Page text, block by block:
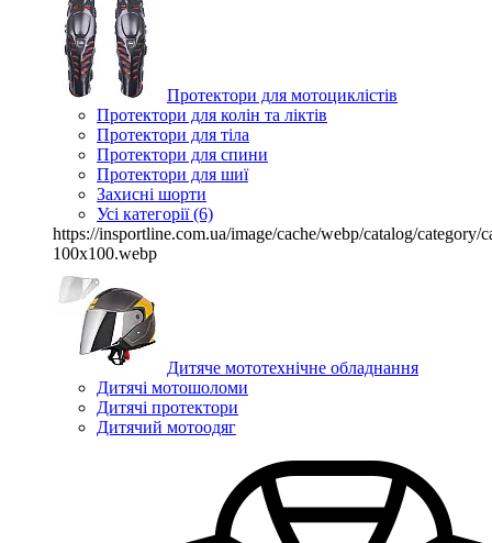
Протектори для мотоциклістів
Протектори для колін та ліктів
Протектори для тіла
Протектори для спини
Протектори для шиї
Захисні шорти
Усі категорії (6)
https://insportline.com.ua/image/cache/webp/catalog/category/
100x100.webp
Дитяче мототехнічне обладнання
Дитячі мотошоломи
Дитячі протектори
Дитячий мотоодяг